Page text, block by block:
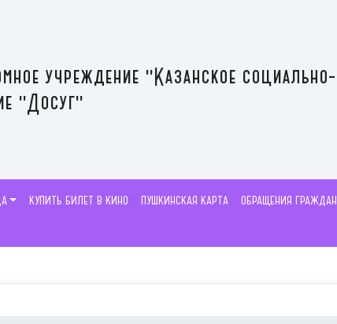
учреждение "Казанское социально-
"Досуг"
КУПИТЬ БИЛЕТ В КИНО ПУШКИНСКАЯ КАРТА
ОБРАЩЕНИЯ ГРАЖДАН